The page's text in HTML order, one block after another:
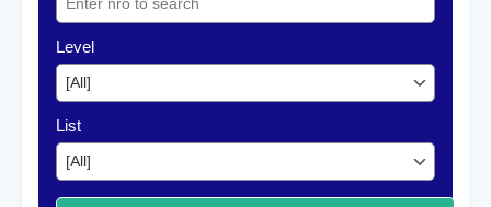
Level
List